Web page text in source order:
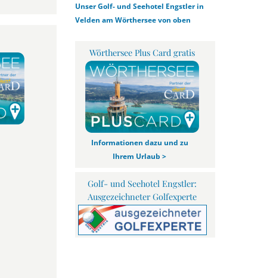
Unser Golf- und Seehotel Engstler in
Velden am Wörthersee von oben
Wörthersee Plus Card gratis
Informationen dazu und zu
Ihrem Urlaub >
Golf- und Seehotel Engstler:
Ausgezeichneter Golfexperte